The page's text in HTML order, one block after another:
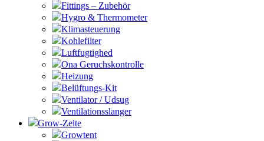
Fittings – Zubehör
Hygro & Thermometer
Klimasteuerung
Kohlefilter
Luftfugtighed
Ona Geruchskontrolle
Heizung
Belüftungs-Kit
Ventilator / Udsug
Ventilationsslanger
Grow-Zelte
Growtent